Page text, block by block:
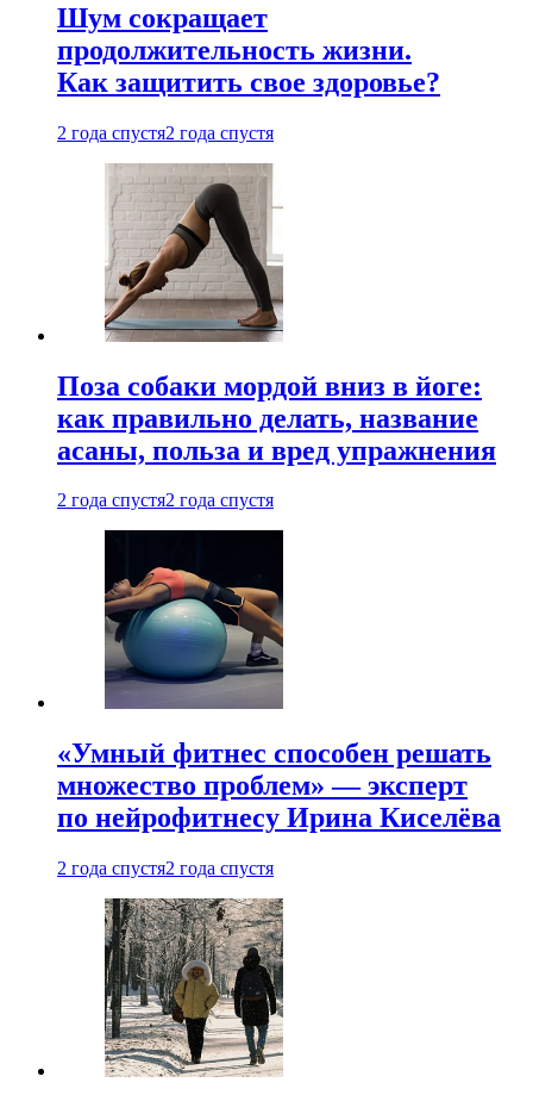
Шум сокращает
продолжительность жизни.
Как защитить свое здоровье?
2 года спустя2 года спустя
Поза собаки мордой вниз в йоге:
как правильно делать, название
асаны, польза и вред упражнения
2 года спустя2 года спустя
«Умный фитнес способен решать
множество проблем» — эксперт
по нейрофитнесу Ирина Киселёва
2 года спустя2 года спустя